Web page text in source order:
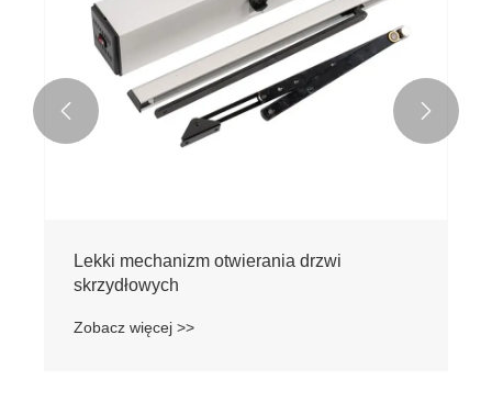
Lekki mechanizm otwierania drzwi
skrzydłowych
Zobacz więcej >>
 